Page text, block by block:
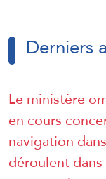
Derniers
Le ministère
en cours
navigation
déroulent